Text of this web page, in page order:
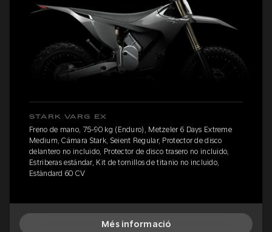
STARK VARG EX
Freno de mano, 75-90 kg (Enduro), Metzeler 6 Days Extreme
Medium, Cámara Stark, Seient Regular, Protector de disco
delantero no incluido, Protector de disco trasero no incluido,
Estriberas estándar, Kit de tornillos de titanio no incluido,
Estàndard 60 CV
Més informació